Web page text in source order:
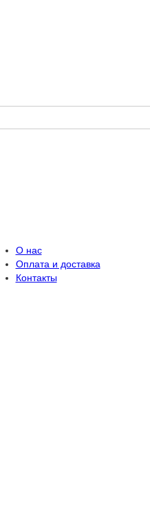
О нас
Оплата и доставка
Контакты